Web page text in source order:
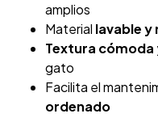
amplios
Material lavable y
Textura cómoda
gato
Facilita el
ordenado